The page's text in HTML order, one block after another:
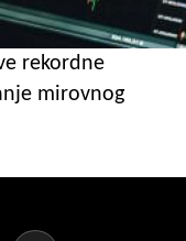
rekordne
mirovnog